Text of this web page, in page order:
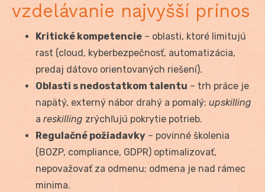
vzdelávanie najvyšší prínos
Kritické kompetencie – oblasti, ktoré limitujú
rast (cloud, kyberbezpečnosť, automatizácia,
predaj dátovo orientovaných riešení).
Oblasti s nedostatkom talentu – trh práce je
napätý, externý nábor drahý a pomalý; upskilling
a reskilling zrýchľujú pokrytie potrieb.
Regulačné požiadavky – povinné školenia
(BOZP, compliance, GDPR) optimalizovať,
nepovažovať za odmenu; odmena je nad rámec
minima.